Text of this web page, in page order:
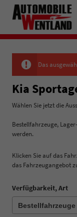
Das
Kia
Wählen Sie
Im Menü
Bestellfahrzeuge,
werden.
Klicken Sie auf das
das Fahrzeugangebot
Verfügbarkeit, Art